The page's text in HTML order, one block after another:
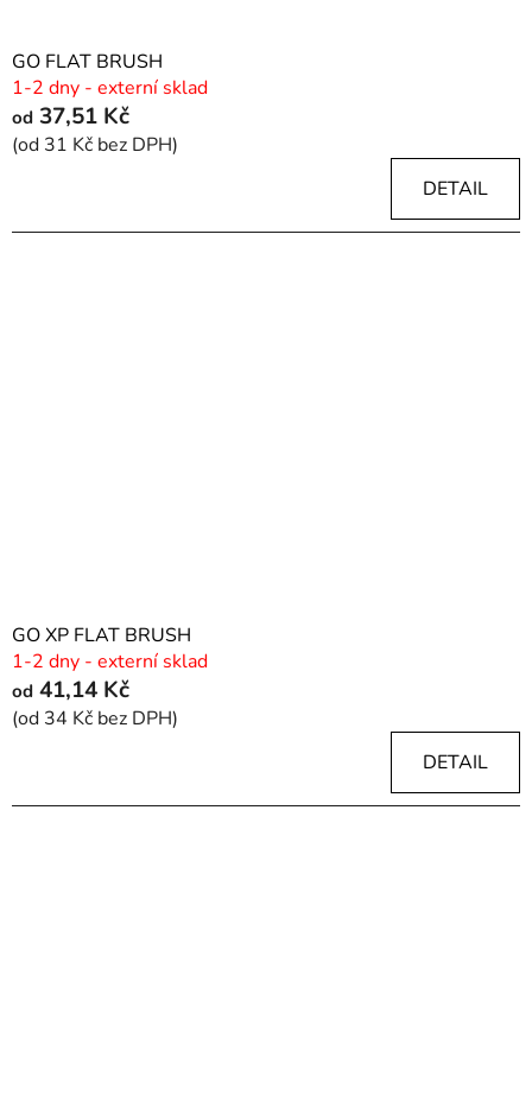
GO FLAT BRUSH
1-2 dny - externí sklad
od 37,51 Kč
(od 31 Kč bez DPH)
DETAIL
GO XP FLAT BRUSH
1-2 dny - externí sklad
od 41,14 Kč
(od 34 Kč bez DPH)
DETAIL